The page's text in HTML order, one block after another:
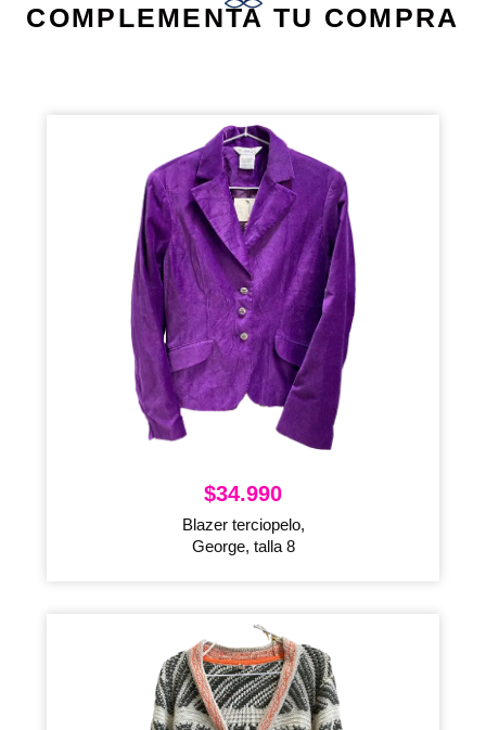
COMPLEMENTA TU COMPRA
$34.990
Blazer terciopelo,
George, talla 8